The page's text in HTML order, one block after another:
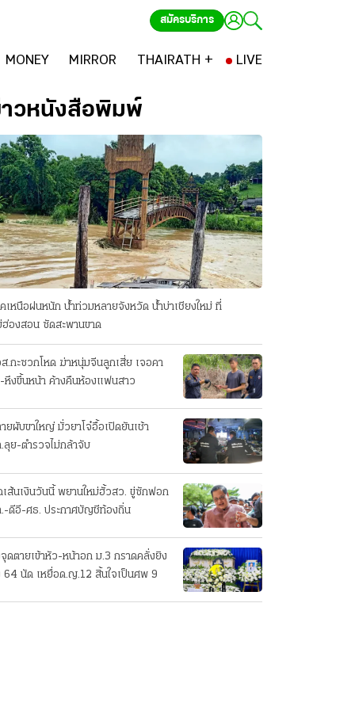
สมัครบริการ
MONEY MIRROR THAIRATH + LIVE
วหนังสือพิมพ์
เหนือฝนหนัก น้ำท่วมหลายจังหวัด นํ้าบ่าเชียงใหม่ ที่
องสอน ซัดสะพานขาด
.กะซวกโหด ฆ่าหนุ่มจีนลูกเสี่ย เจอคา
หึงขึ้นหน้า ค้างคืนห้องแฟนสาว
ยผับขาใหญ่ มั่วยาโจ๋อื้อเปิดยันเช้า
ลุย-ตำรวจไม่กล้าจับ
ส้นเงินวันนี้ พยานใหม่ฮั้วสว. ขู่ซักฟอก
ดีอี-ศธ. ประกาศบัญชีท้องถิ่น
ดตายเข้าหัว-หน้าอก ม.3 กราดคลั่งยิง
64 นัด เหยื่อด.ญ.12 สิ้นใจเป็นศพ 9